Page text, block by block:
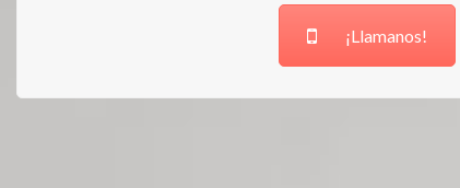
¡Llamanos!